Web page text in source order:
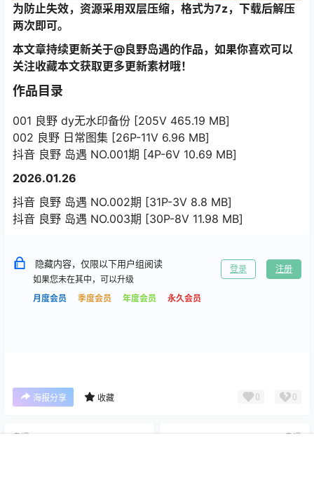
为防止失效，资源采用双层压缩，格式为7z，下载后解压
两次即可。
本文章持续更新关于@良野岛遇的作品，如果你喜欢可以
关注收藏本文获取更多更新素材哦！
作品目录
001 良野 dy无水印备份 [205V 465.19 MB]
002 良野 日常图集 [26P-11V 6.96 MB]
抖音 良野 岛遇 NO.001期 [4P-6V 10.69 MB]
2026.01.26
抖音 良野 岛遇 NO.002期 [31P-3V 8.8 MB]
抖音 良野 岛遇 NO.003期 [30P-8V 11.98 MB]
隐藏内容，仅限以下用户组阅读
如果您未在其中，可以升级
月度会员
季度会员 年度会员 永久会员
登录 注册
海报分享 收藏 0 0
岛遇 岛遇